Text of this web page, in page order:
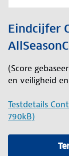
Eindcijfer
(Score
en veiligheid
Testdetails
790kB)